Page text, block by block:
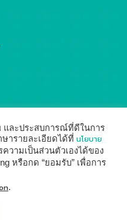
และประสบการณ์ที่ดีในการ
ารายละเอียดได้ที่ นโยบาย
วามเป็นส่วนตัวเองได้ของ
หรือกด “ยอมรับ” เพื่อการ
.